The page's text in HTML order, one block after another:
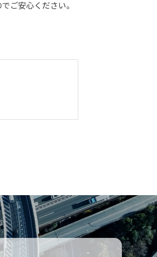
ご安心ください。